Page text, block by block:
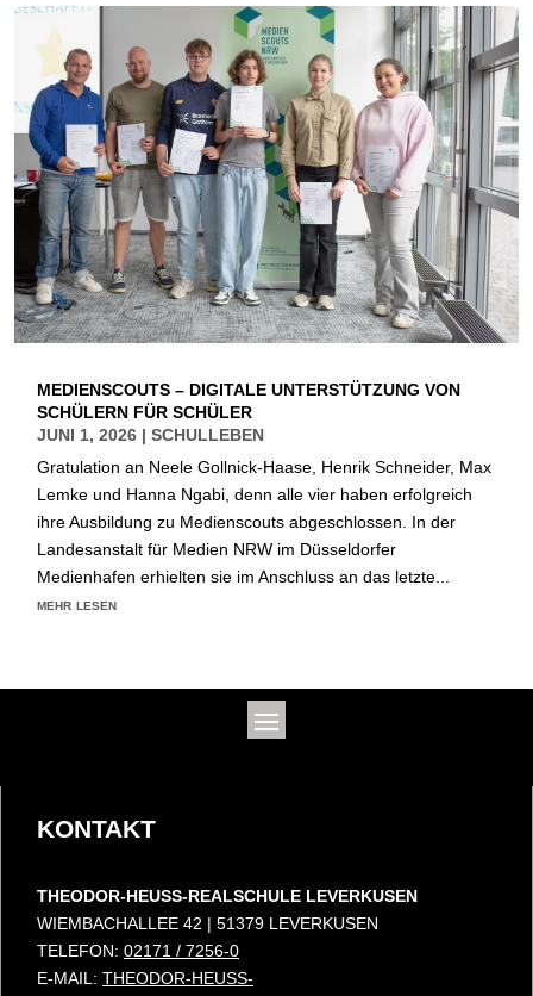
MEDIENSCOUTS – DIGITALE UNTERSTÜTZUNG VON
SCHÜLERN FÜR SCHÜLER
JUNI 1, 2026 | SCHULLEBEN
Gratulation an Neele Gollnick-Haase, Henrik Schneider, Max
Lemke und Hanna Ngabi, denn alle vier haben erfolgreich
ihre Ausbildung zu Medienscouts abgeschlossen. In der
Landesanstalt für Medien NRW im Düsseldorfer
Medienhafen erhielten sie im Anschluss an das letzte...
mehr lesen
KONTAKT
THEODOR-HEUSS-REALSCHULE LEVERKUSEN
WIEMBACHALLEE 42 | 51379 LEVERKUSEN
TELEFON: 02171 / 7256-0
E-MAIL: THEODOR-HEUSS-